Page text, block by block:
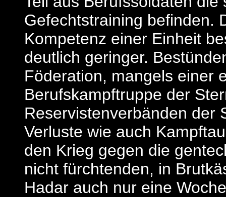
Gefechtstraining befinden.
Kompetenz einer Einheit
deutlich geringer.
Föderation, mangels einer
Berufskampftruppe der
Reservistenverbänden der
Verluste wie auch
den Krieg gegen die
nicht fürchtenden, in
Hadar auch nur eine